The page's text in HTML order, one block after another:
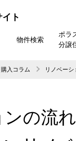
ト
物件検索
ポラ
分譲
入コラム リノベー
ンの流